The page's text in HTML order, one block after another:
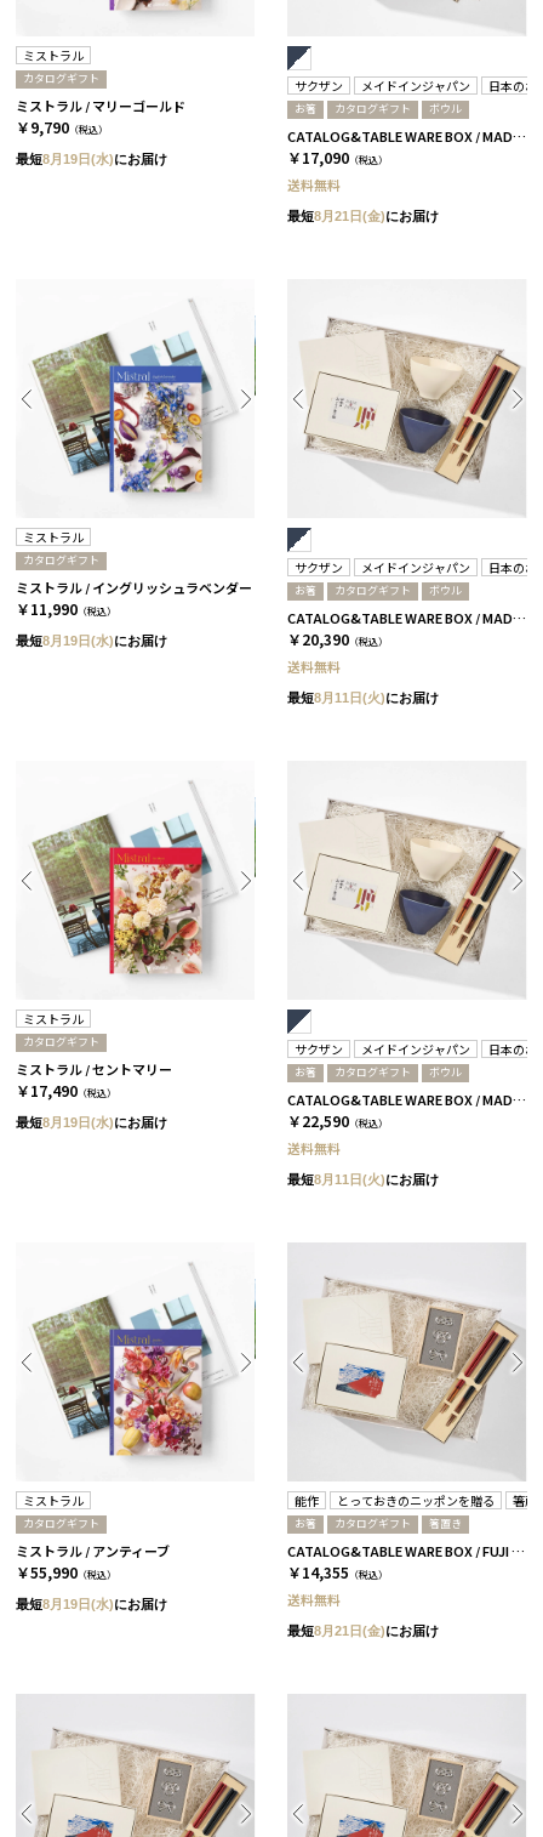
ミストラル
カタログギフト
ミストラル / マリーゴールド
￥9,790 （税込）
最短8月19日(水)にお届け
サクザン メイドインジャパン 日本のお
お箸 カタログギフト ボウル
CATALOG&TABLE WARE BOX / MADE IN JAPAN / ネイビー&ホワイト / 全5種 C MJ10＋藍
￥17,090 （税込）
送料無料
最短8月21日(金)にお届け
ミストラル
カタログギフト
ミストラル / イングリッシュラベンダー
￥11,990 （税込）
最短8月19日(水)にお届け
サクザン メイドインジャパン 日本のお
お箸 カタログギフト ボウル
CATALOG&TABLE WARE BOX / MADE IN JAPAN / ネイビー&ホワイト / 全5種 C MJ14＋逢
￥20,390 （税込）
送料無料
最短8月11日(火)にお届け
ミストラル
カタログギフト
ミストラル / セントマリー
￥17,490 （税込）
最短8月19日(水)にお届け
サクザン メイドインジャパン 日本のお
お箸 カタログギフト ボウル
CATALOG&TABLE WARE BOX / MADE IN JAPAN / ネイビー&ホワイト / 全5種 C MJ16＋茜
￥22,590 （税込）
送料無料
最短8月11日(火)にお届け
ミストラル
カタログギフト
ミストラル / アンティーブ
￥55,990 （税込）
最短8月19日(水)にお届け
能作 とっておきのニッポンを贈る 箸蔵
お箸 カタログギフト 箸置き
CATALOG&TABLE WARE BOX / FUJI / 紅白 / 全5種 弥-C
￥14,355 （税込）
送料無料
最短8月21日(金)にお届け